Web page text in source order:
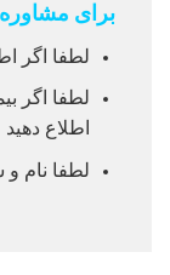
برای
لطفا اگر
لطفا اگر
اطلاع دهید
لطفا نام و